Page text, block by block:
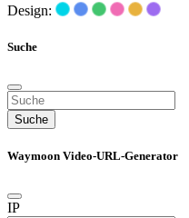
Design:
Suche
Suche
Waymoon Video-URL-Generator
IP